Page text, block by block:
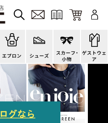
エプロン シューズ
スカーフ・
小物
ゲストウェ
ア